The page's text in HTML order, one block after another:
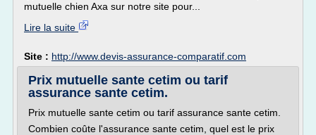
mutuelle chien Axa sur notre site pour...
Lire la suite
Site : http://www.devis-assurance-comparatif.com
Prix mutuelle sante cetim ou tarif
assurance sante cetim.
Prix mutuelle sante cetim ou tarif assurance sante cetim.
Combien coûte l'assurance sante cetim, quel est le prix